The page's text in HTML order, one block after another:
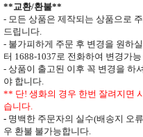
** 교환/환불**
- 모든 상품은 제작되는 상품으로
드립니다
- 불가피하게 주문 후 변경을 원하
터 1688-1037 로 전화하여 변경가
- 상품이 출고된 이후 꼭 변경을 하
야 합니다
** 단! 생화의 경우 한번 잘려지면
습니다
- 명백한 주문자의 실수(배송지 오류
우 환불 불가능합니다